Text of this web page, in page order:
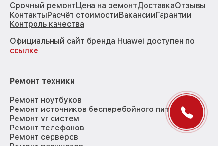
Срочный ремонтЦена на ремонтДоставкаОтзывы
КонтактыРасчёт стоимостиВакансииГарантии
Контроль качества
Официальный сайт бренда Huawei доступен по
ссылке
Ремонт техники
Ремонт ноутбуков
Ремонт источников бесперебойного питания
Ремонт vr систем
Ремонт телефонов
Ремонт серверов